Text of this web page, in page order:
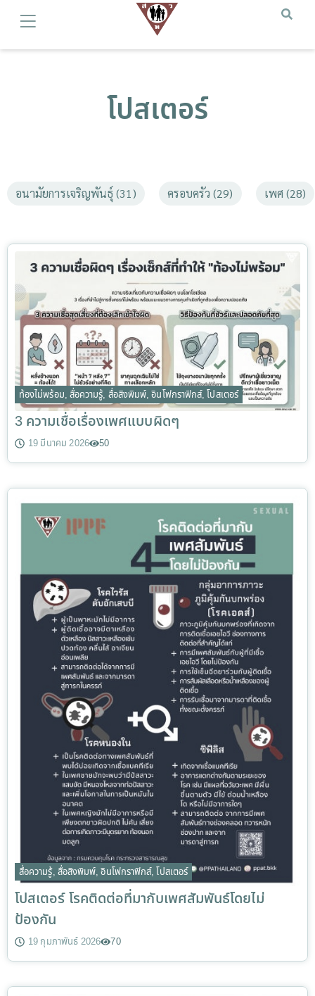
โปสเตอร์
อนามัยการเจริญพันธุ์ (31) ครอบครัว (29) เพศ (28)
ท้องไม่พร้อม, สื่อความรู้, สื่อสิงพิมพ์,อินโฟกราฟิกส์,โปสเตอร์
3 ความเชื่อเรื่องเพศแบบผิดๆ
19 มีนาคม 2026 50
สื่อความรู้, สื่อสิงพิมพ์,อินโฟกราฟิกส์,โปสเตอร์
โปสเตอร์ โรคติดต่อที่มากับเพศสัมพันธ์โดยไม่
ป้องกัน
19 กุมภาพันธ์ 2026 70